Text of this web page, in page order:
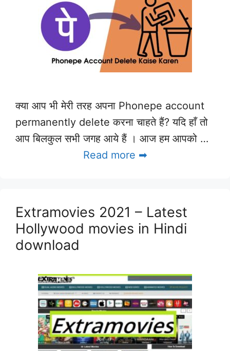
क्या आप भी मेरी तरह अपना Phonepe account
permanently delete करना चाहते हैं? यदि हाँ तो
आप बिलकुल सभी जगह आये हैं । आज हम आपको …
Read more ➡
Extramovies 2021 – Latest
Hollywood movies in Hindi
download